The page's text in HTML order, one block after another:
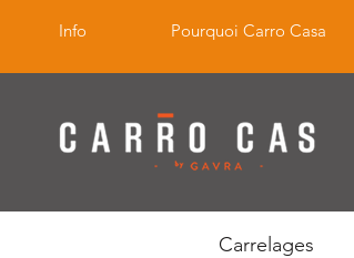
Info Pourquoi Carro Casa
Carrelages